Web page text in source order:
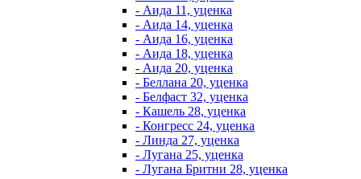
- Аида 11, уценка
- Аида 14, уценка
- Аида 16, уценка
- Аида 18, уценка
- Аида 20, уценка
- Беллана 20, уценка
- Белфаст 32, уценка
- Кашель 28, уценка
- Конгресс 24, уценка
- Линда 27, уценка
- Лугана 25, уценка
- Лугана Бритни 28, уценка